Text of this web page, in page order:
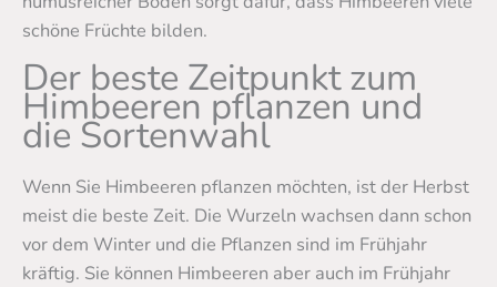
schöne Früchte bilden.
Der beste Zeitpunkt zum
Himbeeren pflanzen und
die Sortenwahl
Wenn Sie Himbeeren pflanzen möchten, ist der Herbst
meist die beste Zeit. Die Wurzeln wachsen dann schon
vor dem Winter und die Pflanzen sind im Frühjahr
kräftig. Sie können Himbeeren aber auch im Frühjahr